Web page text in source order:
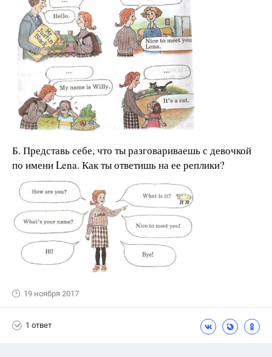
Б. Представь себе, что ты разговариваешь с девочкой
по имени Lena. Как ты ответишь на ее реплики?
19 ноября 2017
1 ответ